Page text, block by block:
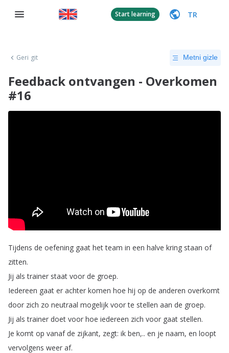
Start learning TR
Geri git Metni gizle
Feedback ontvangen - Overkomen
#16
Tijdens de oefening gaat het team in een halve kring staan of
zitten.
Jij als trainer staat voor de groep.
Iedereen gaat er achter komen hoe hij op de anderen overkomt
door zich zo neutraal mogelijk voor te stellen aan de groep.
Jij als trainer doet voor hoe iedereen zich voor gaat stellen.
Je komt op vanaf de zijkant, zegt: ik ben,.. en je naam, en loopt
vervolgens weer af.